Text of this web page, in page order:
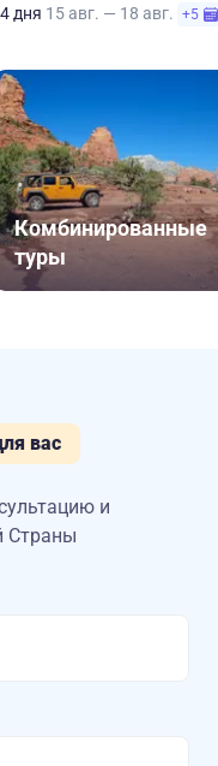
4 дня 15 авг. — 18 авг. +5
Комбинированные
туры
вас
и
Страны